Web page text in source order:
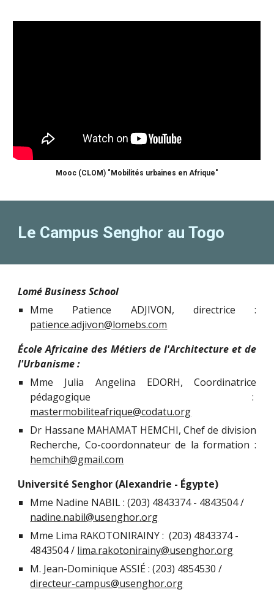
Mooc (CLOM) "Mobilités urbaines en Afrique"
Le Campus Senghor au Togo
Lomé Business School
Mme Patience ADJIVON, directrice :
patience.adjivon@lomebs.com
École Africaine des Métiers de l'Architecture et de
l'Urbanisme :
Mme Julia Angelina EDORH, Coordinatrice
pédagogique :
mastermobiliteafrique@codatu.org
Dr Hassane MAHAMAT HEMCHI, Chef de division
Recherche, Co-coordonnateur de la formation :
hemchih@gmail.com
Université Senghor (Alexandrie - Égypte)
Mme Nadine NABIL : (203) 4843374 - 4843504 /
nadine.nabil@usenghor.org
Mme Lima RAKOTONIRAINY : (203) 4843374 -
4843504 / lima.rakotonirainy@usenghor.org
M. Jean-Dominique ASSIÉ : (203) 4854530 /
directeur-campus@usenghor.org